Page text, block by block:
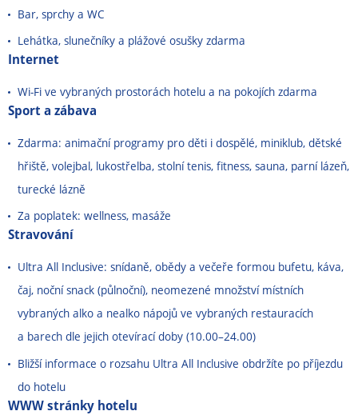
Bar, sprchy a WC
Lehátka, slunečníky a plážové osušky zdarma
Internet
Wi-Fi ve vybraných prostorách hotelu a na pokojích zdarma
Sport a zábava
Zdarma: animační programy pro děti i dospělé, miniklub, dětské
hřiště, volejbal, lukostřelba, stolní tenis, fitness, sauna, parní lázeň,
turecké lázně
Za poplatek: wellness, masáže
Stravování
Ultra All Inclusive: snídaně, obědy a večeře formou bufetu, káva,
čaj, noční snack (půlnoční), neomezené množství místních
vybraných alko a nealko nápojů ve vybraných restauracích
a barech dle jejich otevírací doby (10.00–24.00)
Bližší informace o rozsahu Ultra All Inclusive obdržíte po příjezdu
do hotelu
WWW stránky hotelu